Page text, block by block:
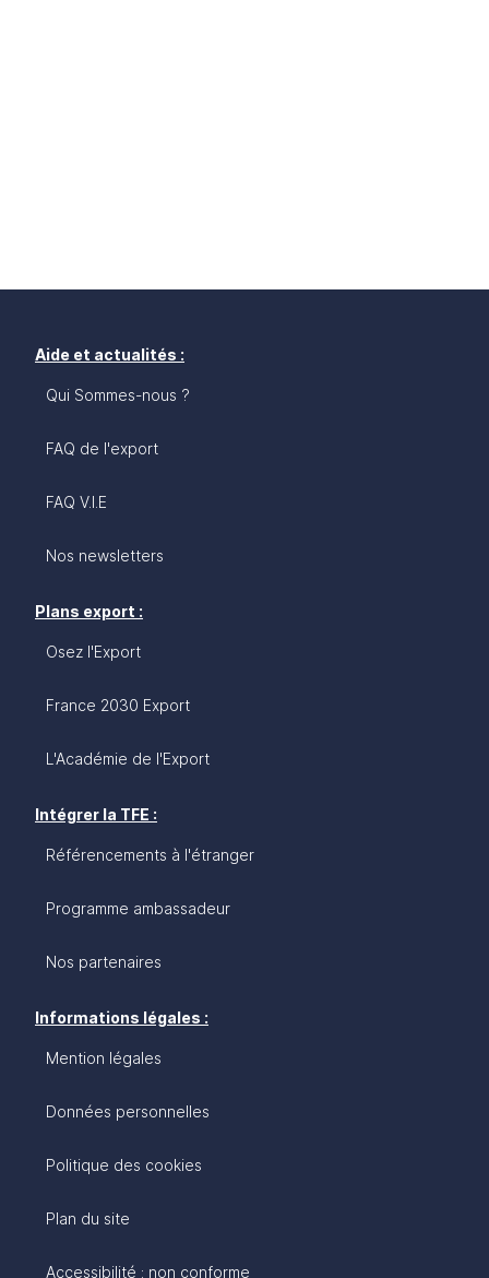
Aide et actualités :
Qui Sommes-nous ?
FAQ de l'export
FAQ V.I.E
Nos newsletters
Plans export :
Osez l'Export
France 2030 Export
L'Académie de l'Export
Intégrer la TFE :
Référencements à l'étranger
Programme ambassadeur
Nos partenaires
Informations légales :
Mention légales
Données personnelles
Politique des cookies
Plan du site
Accessibilité : non conforme